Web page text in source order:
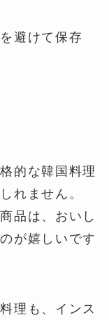
避けて保存
的な韓国料理
れません。
品は、おいし
が嬉しいです
理も、インス